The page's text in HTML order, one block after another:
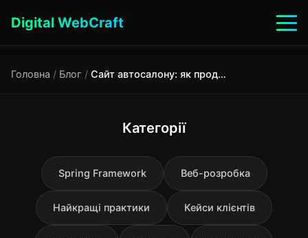
Digital WebCraft
Головна / Блог / Сайт автосалону: як продавати авто онлайн у 2025 році
Категорії
Spring Framework Веб-розробка
Найкращі практики Кейси клієнтів